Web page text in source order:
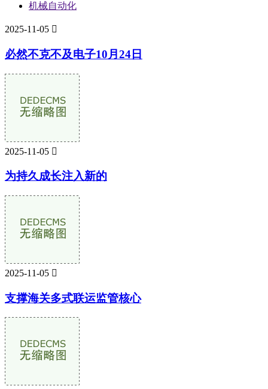
机械自动化
2025-11-05 
必然不克不及电子10月24日
2025-11-05 
为持久成长注入新的
2025-11-05 
支撑海关多式联运监管核心